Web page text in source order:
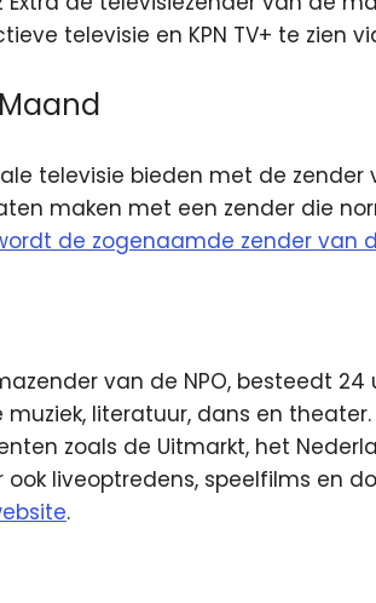
televisie en KPN TV+ te zien
televisie bieden met de
maken met een zender die
de zogenaamde zender van
van de NPO, besteedt
muziek, literatuur, dans en
zoals de Uitmarkt, het
ook liveoptredens, speelfilms en
.